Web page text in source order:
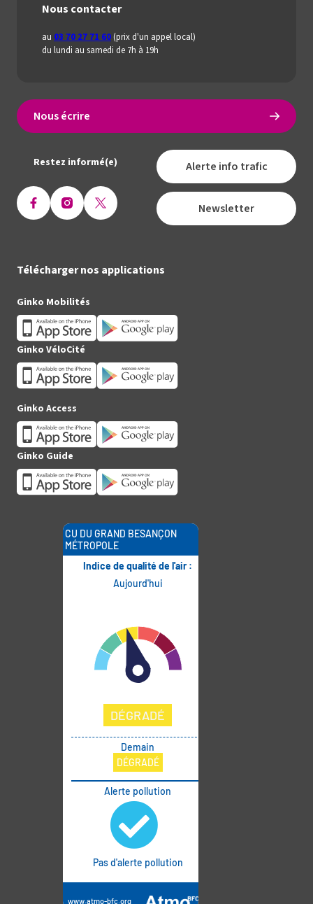
Nous contacter
au 03 70 27 71 60 (prix d'un appel local)
du lundi au samedi de 7h à 19h
Nous écrire
Restez informé(e)
OuvrirOuvrir Ouvrir
(Twitter)
Alerte info trafic
Newsletter
Télécharger nos applications
Ginko Mobilités
Ginko VéloCité
Ginko Access
Ginko Guide